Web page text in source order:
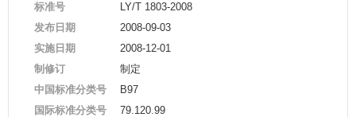
标准号
LY/T 1803-2008
发布日期
2008-09-03
实施日期
2008-12-01
制修订
制定
中国标准分类号
B97
国际标准分类号
79.120.99